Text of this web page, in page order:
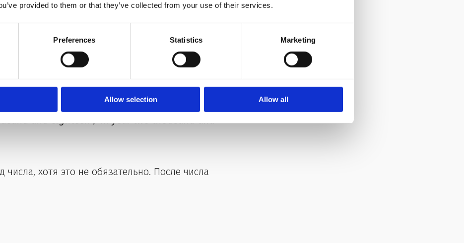
provided to them or that they’ve collected from your use of their services.
Preferences Statistics Marketing
Allow selection Allow all
seventeen
предлог in:
and eighteen / in year two thousand and
хотя это не обязательно. После числа